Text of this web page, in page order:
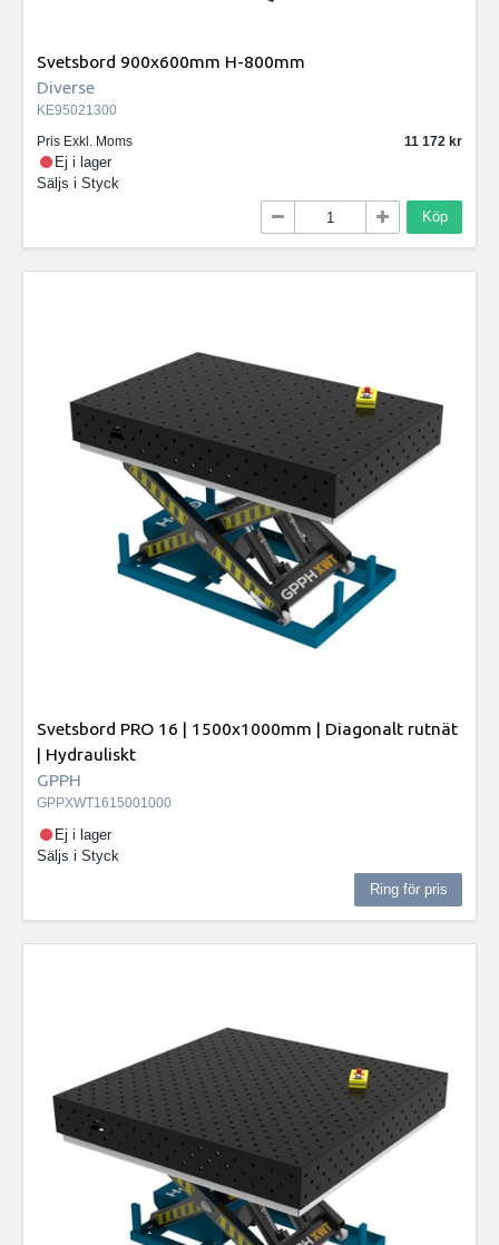
Svetsbord 900x600mm H-800mm
Diverse
KE95021300
Pris Exkl. Moms
11 172
Ej i lager
Säljs i Styck
Köp
Svetsbord PRO 16 | 1500x1000mm | Diagonalt rutnät
| Hydrauliskt
GPPH
GPPXWT1615001000
Ej i lager
Säljs i Styck
Ring för pris